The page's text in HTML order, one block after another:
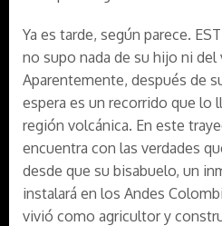
Ya es tarde, según parece.
no supo nada de su hijo ni del
Aparentemente, después de
espera es un recorrido que lo
región volcánica. En este
encuentra con las verdades
desde que su bisabuelo, un
instalará en los Andes
vivió como agricultor y